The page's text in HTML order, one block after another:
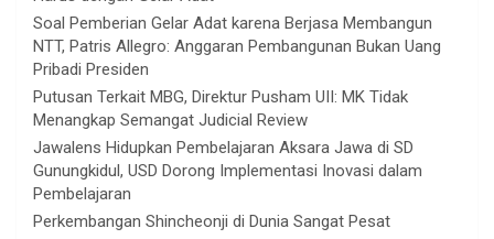
Soal Pemberian Gelar Adat karena Berjasa Membangun
NTT, Patris Allegro: Anggaran Pembangunan Bukan Uang
Pribadi Presiden
Putusan Terkait MBG, Direktur Pusham UII: MK Tidak
Menangkap Semangat Judicial Review
Jawalens Hidupkan Pembelajaran Aksara Jawa di SD
Gunungkidul, USD Dorong Implementasi Inovasi dalam
Pembelajaran
Perkembangan Shincheonji di Dunia Sangat Pesat